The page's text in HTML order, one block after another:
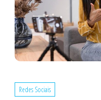
Redes Sociais